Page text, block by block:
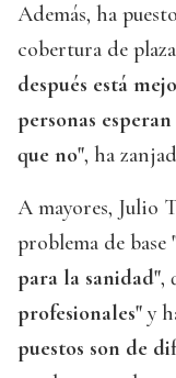
Además, ha
cobertura de
después está
personas
que no", ha
A mayores, Julio
problema de base
para la sanidad",
profesionales" y
puestos son de